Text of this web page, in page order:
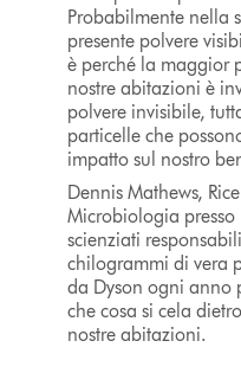
Probabilmente nella
presente polvere
è perché la maggior
nostre abitazioni è
polvere invisibile,
particelle che
impatto sul nostro
Dennis Mathews,
Microbiologia
scienziati
chilogrammi di vera
da Dyson ogni anno
che cosa si cela
nostre abitazioni.